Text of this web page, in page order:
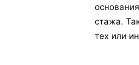
стажа.
тех или